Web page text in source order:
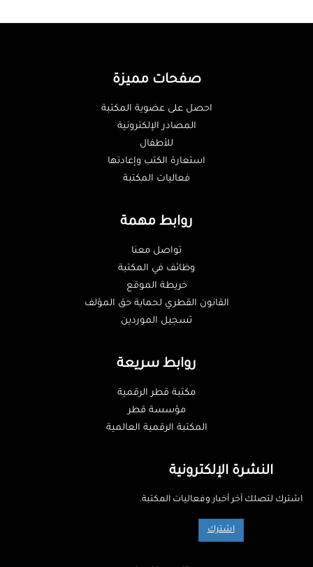
صفحات مميزة
احصل على عضوية المكتبة
المصادر الإلكترونية
للأطفال
استعارة الكتب وإعادتها
فعاليات المكتبة
روابط مهمة
تواصل معنا
وظائف في المكتبة
خريطة الموقع
القانون القطري لحماية حق المؤلف
تسجيل الموردين
روابط سريعة
مكتبة قطر الرقمية
مؤسسة قطر
المكتبة الرقمية العالمية
النشرة الإلكترونية
اشترك لتصلك آخر أخبار وفعاليات المكتبة.
اشترك